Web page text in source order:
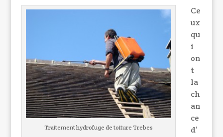
Traitement hydrofuge de toiture Trebes
Ce
ux
qu
i
on
t
la
ch
an
ce
d’